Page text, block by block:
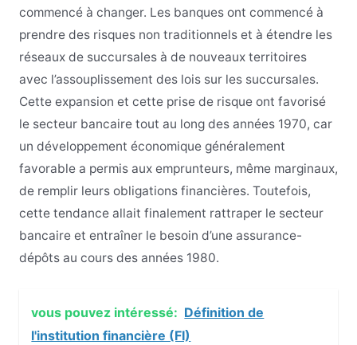
commencé à changer. Les banques ont commencé à
prendre des risques non traditionnels et à étendre les
réseaux de succursales à de nouveaux territoires
avec l’assouplissement des lois sur les succursales.
Cette expansion et cette prise de risque ont favorisé
le secteur bancaire tout au long des années 1970, car
un développement économique généralement
favorable a permis aux emprunteurs, même marginaux,
de remplir leurs obligations financières. Toutefois,
cette tendance allait finalement rattraper le secteur
bancaire et entraîner le besoin d’une assurance-
dépôts au cours des années 1980.
vous pouvez intéressé: Définition de
l'institution financière (FI)